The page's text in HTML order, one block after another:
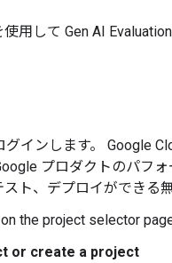
用して Gen AI
インします。 Google
プロダクトのパフ
ト、デプロイができる
the project selector
or create a project